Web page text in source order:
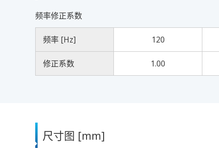
频率修正系数
频率 [Hz] 120
修正系数 1.00
尺寸图 [mm]